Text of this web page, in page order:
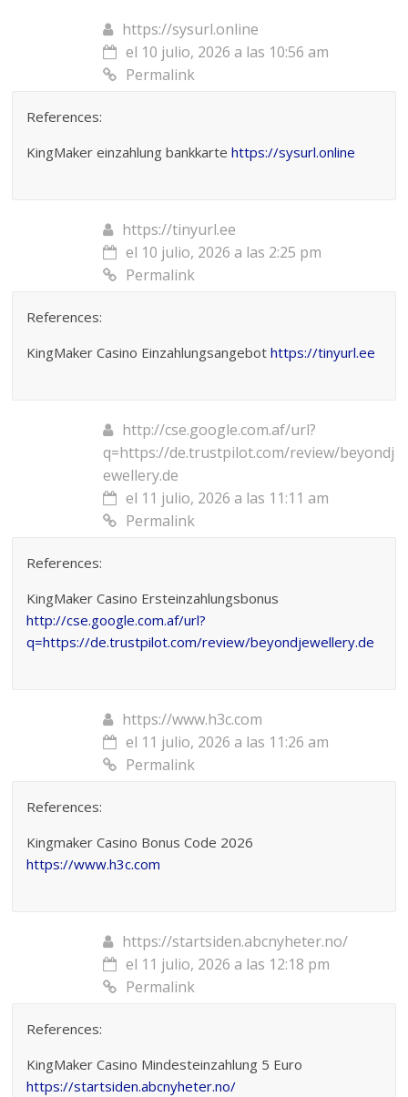
https://sysurl.online
el 10 julio, 2026 a las 10:56 am
Permalink
References:
KingMaker einzahlung bankkartehttps://sysurl.online
https://tinyurl.ee
el 10 julio, 2026 a las 2:25 pm
Permalink
References:
KingMaker Casino Einzahlungsangebothttps://tinyurl.ee
http://cse.google.com.af/url?
q=https://de.trustpilot.com/review/beyondj
ewellery.de
el 11 julio, 2026 a las 11:11 am
Permalink
References:
KingMaker Casino Ersteinzahlungsbonus
http://cse.google.com.af/url?
q=https://de.trustpilot.com/review/beyondjewellery.de
https://www.h3c.com
el 11 julio, 2026 a las 11:26 am
Permalink
References:
Kingmaker Casino Bonus Code 2026
https://www.h3c.com
https://startsiden.abcnyheter.no/
el 11 julio, 2026 a las 12:18 pm
Permalink
References:
KingMaker Casino Mindesteinzahlung 5 Euro
https://startsiden.abcnyheter.no/